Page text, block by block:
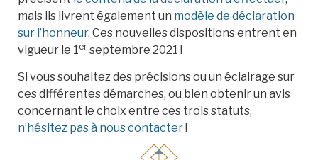
mais ils livrent également un modèle de déclaration
sur l’honneur. Ces nouvelles dispositions entrent en
vigueur le 1 er septembre 2021 !
Si vous souhaitez des précisions ou un éclairage sur
ces différentes démarches, ou bien obtenir un avis
concernant le choix entre ces trois statuts,
n’hésitez pas à nous contacter!